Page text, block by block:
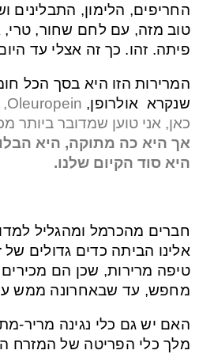
החריפים, הלימון, התבלינים
טוב מזה, עם לחם שחור, טרי,
פיתה. זהו. כך זה אצלי עד
המרירות הזו היא בסך הכל
שנקרא אולרופן, Oleuropein
כאן, אני טוען שמדובר ביותר
אך היא כה מתוקה, היא
היא סוד הקיום שלנו.
חברים מהכרמל ומהגליל
אלינו הביתה כדים גדולים של
טיפה מרירות, שכן הם
מחפש, עד שבאחרונה ממש
האם יש גם כלי נגינה מריר-
מלך כלי הפריטה של המזרח